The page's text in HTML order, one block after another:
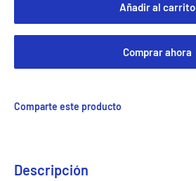
Añadir al carrito
Comprar ahora
Comparte este producto
Descripción